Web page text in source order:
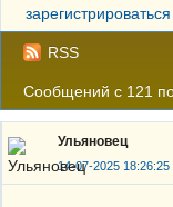
зарегистрироваться
RSS
Сообщений с 121
Ульяновец
14-07-2025 18:26:25